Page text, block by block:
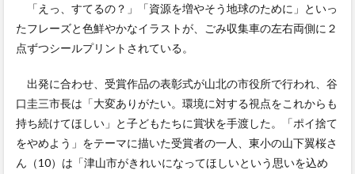
「えっ、すてるの？」「資源を増やそう地球のために」といっ
たフレーズと色鮮やかなイラストが、ごみ収集車の左右両側に２
点ずつシールプリントされている。
出発に合わせ、受賞作品の表彰式が山北の市役所で行われ、谷
口圭三市長は「大変ありがたい。環境に対する視点をこれからも
持ち続けてほしい」と子どもたちに賞状を手渡した。「ポイ捨て
をやめよう」をテーマに描いた受賞者の一人、東小の山下翼桜さ
ん（10）は「津山市がきれいになってほしいという思いを込め